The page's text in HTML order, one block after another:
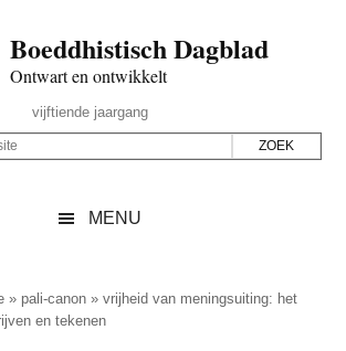
Boeddhistisch Dagblad
Ontwart en ontwikkelt
vijftiende jaargang
MENU
» pali-canon »vrijheid van meningsuiting: het
en tekenen